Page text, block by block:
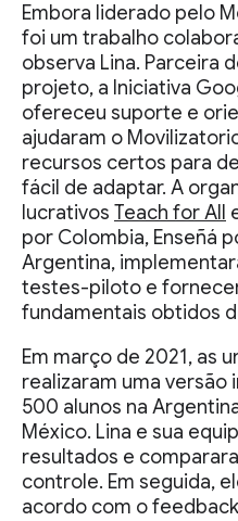
Embora liderado pelo
foi um trabalho
observa Lina. Parceira
projeto, a Iniciativa
ofereceu suporte e
ajudaram o
recursos certos para
fácil de adaptar. A
lucrativos Teach for All
por Colombia, Enseñá
Argentina,
testes-piloto e
fundamentais obtidos
Em março de 2021, as
realizaram uma versão
500 alunos na
México. Lina e sua
resultados e
controle. Em seguida,
acordo com o